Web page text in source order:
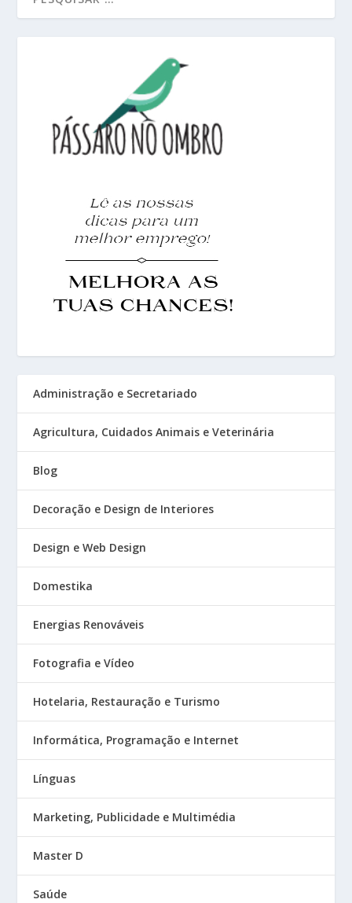
Administração e Secretariado
Agricultura, Cuidados Animais e Veterinária
Blog
Decoração e Design de Interiores
Design e Web Design
Domestika
Energias Renováveis
Fotografia e Vídeo
Hotelaria, Restauração e Turismo
Informática, Programação e Internet
Línguas
Marketing, Publicidade e Multimédia
Master D
Saúde